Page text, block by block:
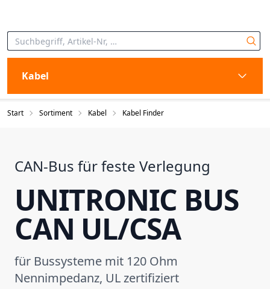
Kabel
Start Sortiment Kabel Kabel Finder
CAN-Bus für feste Verlegung
UNITRONIC BUS
CAN UL/CSA
für Bussysteme mit 120 Ohm
Nennimpedanz, UL zertifiziert